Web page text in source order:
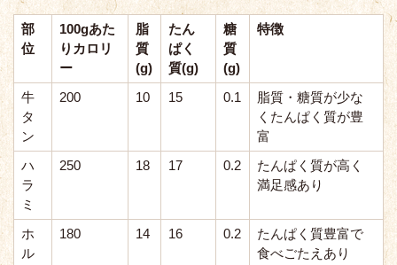
部
位
100gあた
りカロリ
ー
脂
質
(g)
たん
ぱく
質(g)
糖
質
(g)
特徴
牛
タ
ン
200 10 15 0.1
脂質・糖質が少な
くたんぱく質が豊
富
ハ
ラ
ミ
250 18 17 0.2
たんぱく質が高く
満足感あり
ホ
ル
180 14 16 0.2
たんぱく質豊富で
食べごたえあり